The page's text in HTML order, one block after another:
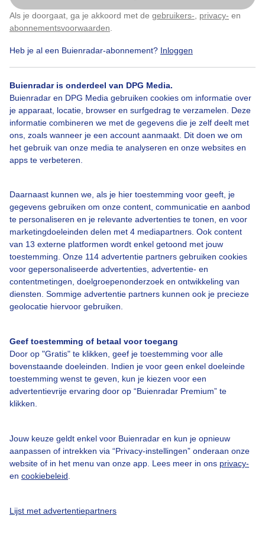
Als je doorgaat, ga je akkoord met de gebruikers- privacy- en
abonnementsvoorwaarden
Heb je al een Buienradar-abonnement? Inloggen
Buienradar is onderdeel van DPG Media.
Buienradar en DPG Media gebruiken cookies om informatie over
je apparaat, locatie, browser en surfgedrag te verzamelen. Deze
informatie combineren we met de gegevens die je zelf deelt met
ons, zoals wanneer je een account aanmaakt. Dit doen we om
het gebruik van onze media te analyseren en onze websites en
apps te verbeteren.
Daarnaast kunnen we, als je hier toestemming voor geeft, je
gegevens gebruiken om onze content, communicatie en aanbod
te personaliseren en je relevante advertenties te tonen, en voor
marketingdoeleinden delen met 4 mediapartners. Ook content
van 13 externe platformen wordt enkel getoond met jouw
toestemming. Onze 114 advertentie partners gebruiken cookies
voor gepersonaliseerde advertenties, advertentie- en
contentmetingen, doelgroepenonderzoek en ontwikkeling van
diensten. Sommige advertentie partners kunnen ook je precieze
geolocatie hiervoor gebruiken.
Geef toestemming of betaal voor toegang
Door op "Gratis" te klikken, geef je toestemming voor alle
bovenstaande doeleinden. Indien je voor geen enkel doeleinde
toestemming wenst te geven, kun je kiezen voor een
advertentievrije ervaring door op “Buienradar Premium” te
klikken.
Jouw keuze geldt enkel voor Buienradar en kun je opnieuw
aanpassen of intrekken via “Privacy-instellingen” onderaan onze
website of in het menu van onze app. Lees meer in ons privacy-
en cookiebeleid
Lijst met advertentiepartners
weerfoto
Zon
Bekijk slideshow
Een moment geduld aub...
Bedrijfsgegevens
Veelgestelde vragen
Contact
Gebruikersvoorwaarden
Adverteren
Buienradar Team
Klik hierom dit aan te passen